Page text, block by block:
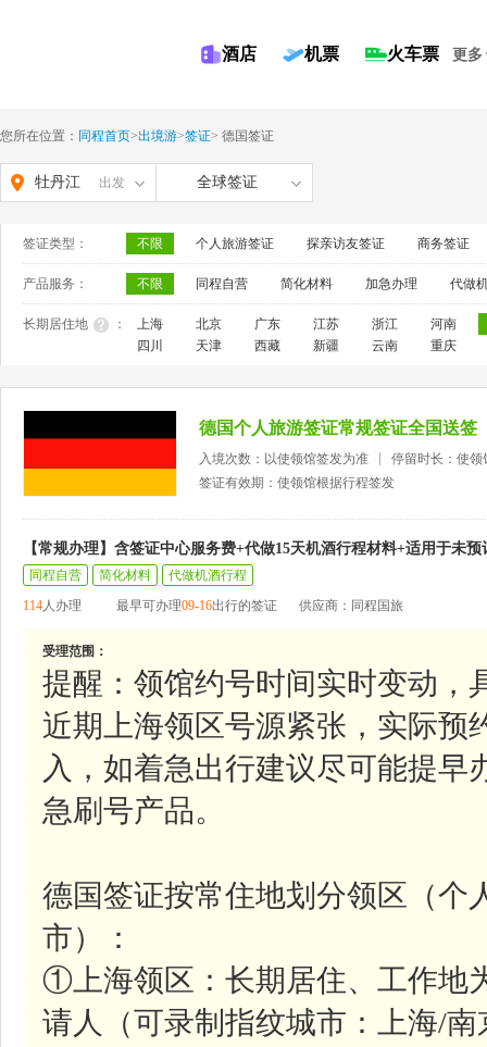
酒店 机票 火车票 更多
您所在位置： 同程首页>出境游>签证> 德国签证
牡丹江 出发 全球签证
签证类型： 不限 个人旅游签证 探亲访友签证 商务签证
产品服务： 不限 同程自营 简化材料 加急办理 代做
长期居住地 ： 上海 北京 广东 江苏 浙江
河南
四川
天津 西藏 新疆 云南 重庆
德国个人旅游签证常规签证全国送签
入境次数：以使领馆签发为准
停留时长：使领
签证有效期：使领馆根据行程签发
【常规办理】含签证中心服务费+代做15天机酒行程材料+适用于未
同程自营 简化材料
代做机酒行程
114人办理 最早可办理09-16出行的签证 供应商：同程国旅
受理范围：
提醒：领馆约号时间实时变动，
近期上海领区号源紧张，实际预
入，如着急出行建议尽可能提
急刷号产品。
德国签证按常住地划分领区（个
市）：
①上海领区：长期居住、工作地
请人（可录制指纹城市：上海/南